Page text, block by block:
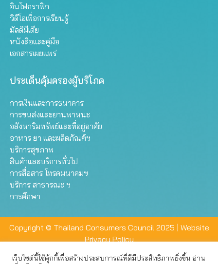
อินโฟกราฟิก
วิดีโอเพื่อการเรียนรู้
มัลติมีเดีย
หนังสือและคู่มือ
เอกสารเผยแพร่
ประเด็นคุ้มครองผู้บริโภค
การเงินและการธนาคาร
การขนส่งและยานพาหนะ
อสังหาริมทรัพย์และที่อยู่อาศัย
อาหาร ยา และผลิตภัณฑ์ฯ
บริการสุขภาพ
สินค้าและบริการทั่วไป
การสื่อสาร โทรคมนาคมฯ
บริการ สาธารณะ ฯ
การศึกษา
Copyright © Thailand Consumers Council 2025 | Website
Privacy Policy
เว็บไซต์นี้ใช้คุ้กกี้เพื่อสร้างประสบการณ์ที่ดีมีประสิทธิภาพยิ่งขึ้น อ่าน
เว็บไซต์นี้ใช้คุกกี้เพื่อมอบประสบการณ์การใช้งานที่ดีให้แก่ท่าน คุณ